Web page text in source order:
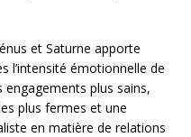
et Saturne apporte
l’intensité émotionnelle de
plus sains,
plus fermes et une
en matière de relations